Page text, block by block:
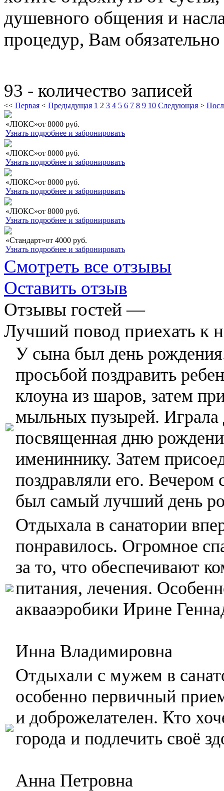
душевного общения и
процедур, Вам
93 - количество записей
<< Первая < Предыдущая 1 2 3 4 5 6 7 8 9 10 Следующая >
«ЛЮКС»от 8000 руб.
Узнать подробнее и забронировать
«ЛЮКС»от 8000 руб.
Узнать подробнее и забронировать
«ЛЮКС»от 8000 руб.
Узнать подробнее и забронировать
«ЛЮКС»от 8000 руб.
Узнать подробнее и забронировать
«Стандарт»от 4000 руб.
Узнать подробнее и забронировать
Смотреть все отзывы
Оставить отзыв
Отзывы гостей —
Лучший повод приехать к
У сына был день
просьбой поздравить
клоуна из шаров, затем
мыльных пузырей. Играла
посвященная дню
имениннику. Затем
поздравляли его.
был самый лучший день
Отдыхала в санатории
понравилось. Огромное
за то, что обеспечивают
питания, лечения.
аквааэробики Ирине
Инна Владимировна
Отдыхали с мужем в
особенно первичный
и доброжелателен. Кто
города и подлечить своё
Анна Петровна